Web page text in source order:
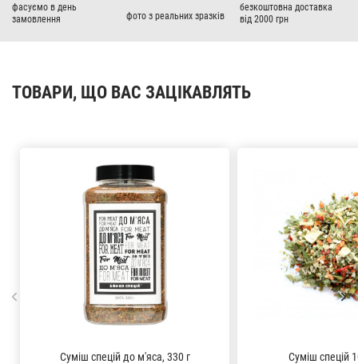
фасуємо в день
замовлення
фото з реальних зразків
безкоштовна доставка
від 2000 грн
ТОВАРИ, ЩО ВАС ЗАЦІКАВЛЯТЬ
Суміш спецій до м'яса, 330 г Суміш спецій